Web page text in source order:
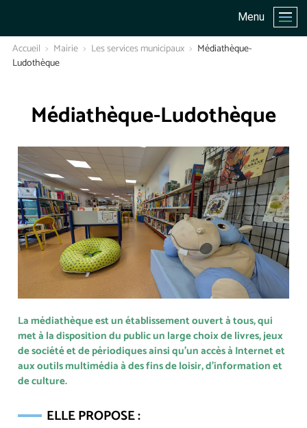
Menu
Accueil Mairie Les services municipaux
Médiathèque-
Ludothèque
Médiathèque-Ludothèque
La médiathèque est un établissement ouvert à tous, qui
met à la disposition du public un large choix de livres, jeux
de société et de périodiques ainsi qu’un accès à Internet et
aux outils multimédia à des fins de loisir, d’information et
de culture.
ELLE PROPOSE :